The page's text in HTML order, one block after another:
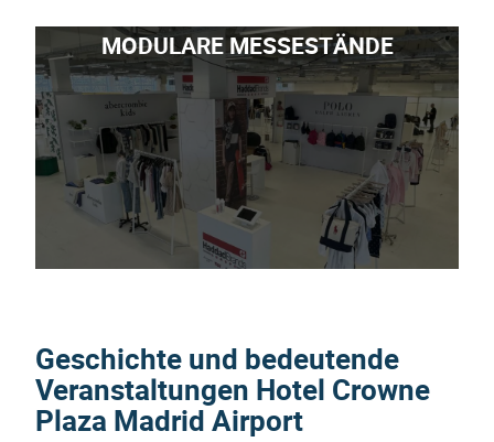
MODULARE MESSESTÄNDE
Geschichte und bedeutende
Veranstaltungen Hotel Crowne
Plaza Madrid Airport